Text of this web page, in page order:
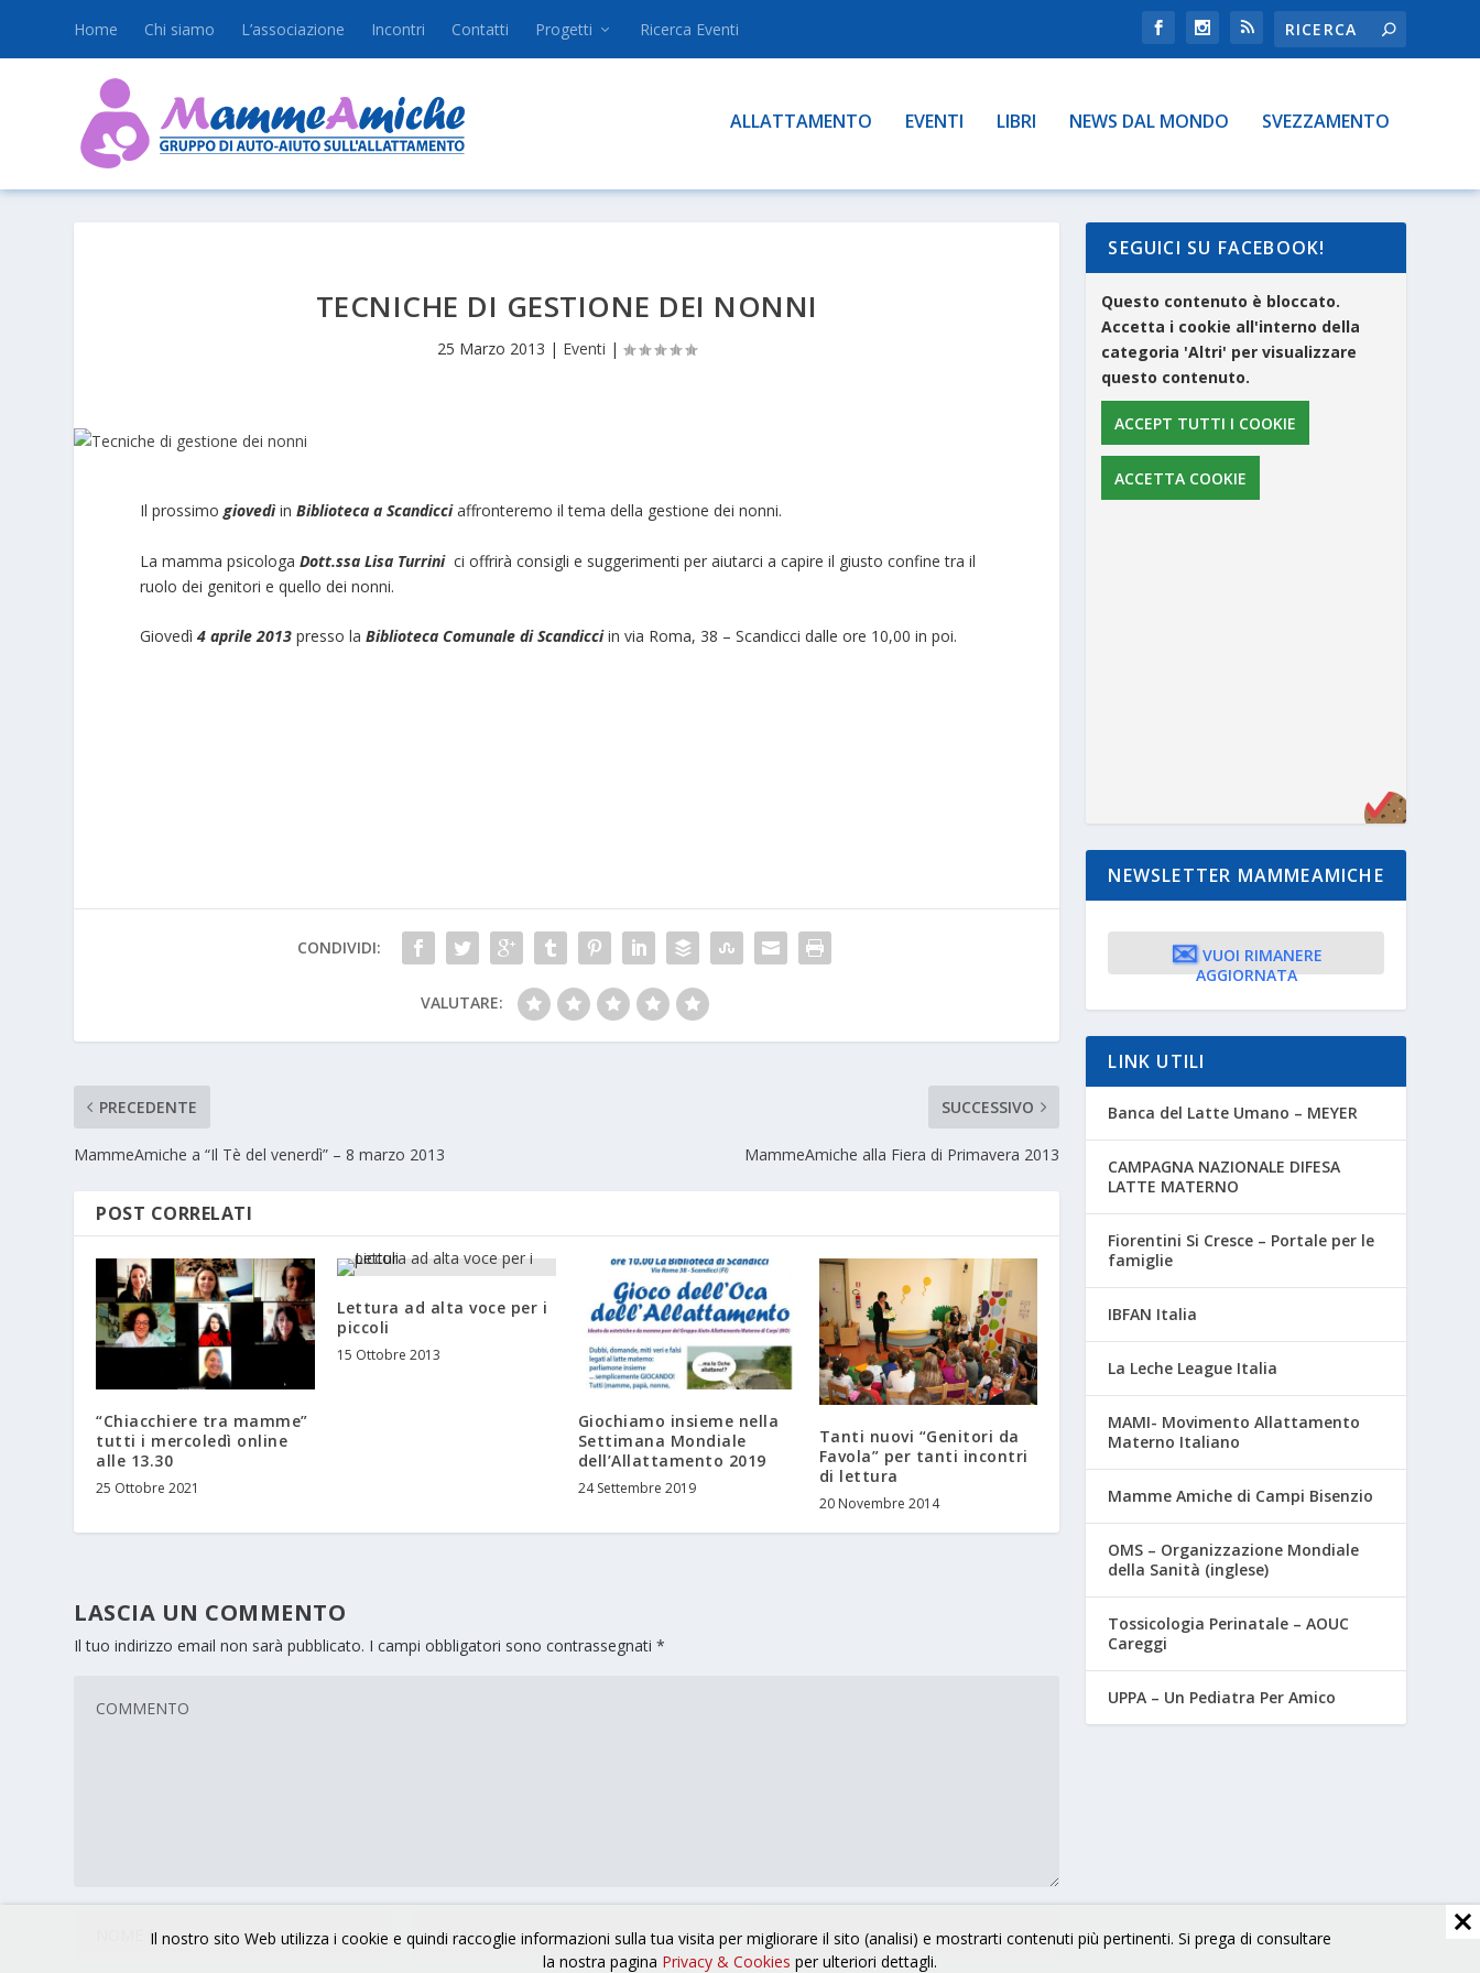
Home Chi siamo L’associazione Incontri Contatti Progetti Ricerca Eventi
ALLATTAMENTO EVENTI LIBRI NEWS DAL MONDO SVEZZAMENTO
TECNICHE DI GESTIONE DEI NONNI
25 Marzo 2013 | Eventi |
Il prossimo giovedìin Biblioteca a Scandicciaffronteremo il tema della gestione dei nonni.
La mamma psicologaDott.ssa Lisa Turrinici offrirà consigli e suggerimenti per aiutarci a capire il giusto confine tra il
ruolo dei genitori e quello dei nonni.
Giovedì 4 aprile 2013presso la Biblioteca Comunale di Scandicciin via Roma, 38 – Scandicci dalle ore 10,00 in poi.
CONDIVIDI:
VALUTARE:
PRECEDENTE
MammeAmiche a “Il Tè del venerdì” – 8 marzo 2013
SUCCESSIVO
MammeAmiche alla Fiera di Primavera 2013
POST CORRELATI
“Chiacchiere tra mamme”
tutti i mercoledì online
alle 13.30
25 Ottobre 2021
Lettura ad alta voce per i
piccoli
15 Ottobre 2013
Giochiamo insieme nella
Settimana Mondiale
dell’Allattamento 2019
24 Settembre 2019
Tanti nuovi “Genitori da
Favola” per tanti incontri
di lettura
20 Novembre 2014
LASCIA UN COMMENTO
Il tuo indirizzo email non sarà pubblicato. I campi obbligatori sono contrassegnati*
SEGUICI SU FACEBOOK!
Questo contenuto è bloccato.
Accetta i cookie all'interno della
categoria 'Altri' per visualizzare
questo contenuto.
ACCEPT TUTTI I COOKIE
ACCETTA COOKIE
NEWSLETTER MAMMEAMICHE
✉️ VUOI RIMANERE
AGGIORNATA
LINK UTILI
Banca del Latte Umano – MEYER
CAMPAGNA NAZIONALE DIFESA
LATTE MATERNO
Fiorentini Si Cresce – Portale per le
famiglie
IBFAN Italia
La Leche League Italia
MAMI- Movimento Allattamento
Materno Italiano
Mamme Amiche di Campi Bisenzio
OMS – Organizzazione Mondiale
della Sanità (inglese)
Tossicologia Perinatale – AOUC
Careggi
UPPA – Un Pediatra Per Amico
Il nostro sito Web utilizza i cookie e quindi raccoglie informazioni sulla tua visita per migliorare il sito (analisi) e mostrarti contenuti più pertinenti. Si prega di consultare
la nostra pagina Privacy & Cookies per ulteriori dettagli.